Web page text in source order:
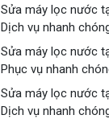
Sửa máy lọc nước
Dịch vụ nhanh
Sửa máy lọc nước
Phục vụ nhanh
Sửa máy lọc nước
Dịch vụ nhanh